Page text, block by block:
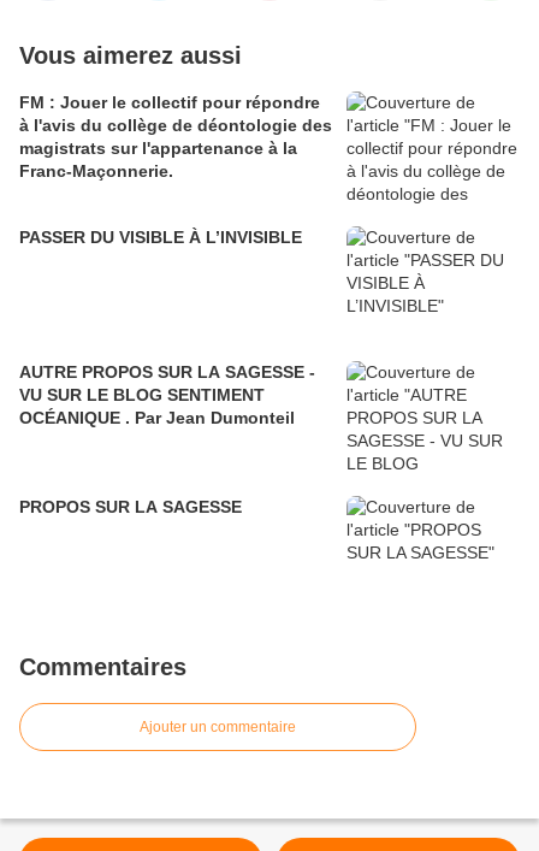
Vous aimerez aussi
FM : Jouer le collectif pour répondre
à l'avis du collège de déontologie des
magistrats sur l'appartenance à la
Franc-Maçonnerie.
PASSER DU VISIBLE À L’INVISIBLE
AUTRE PROPOS SUR LA SAGESSE -
VU SUR LE BLOG SENTIMENT
OCÉANIQUE . Par Jean Dumonteil
PROPOS SUR LA SAGESSE
Commentaires
Ajouter un commentaire